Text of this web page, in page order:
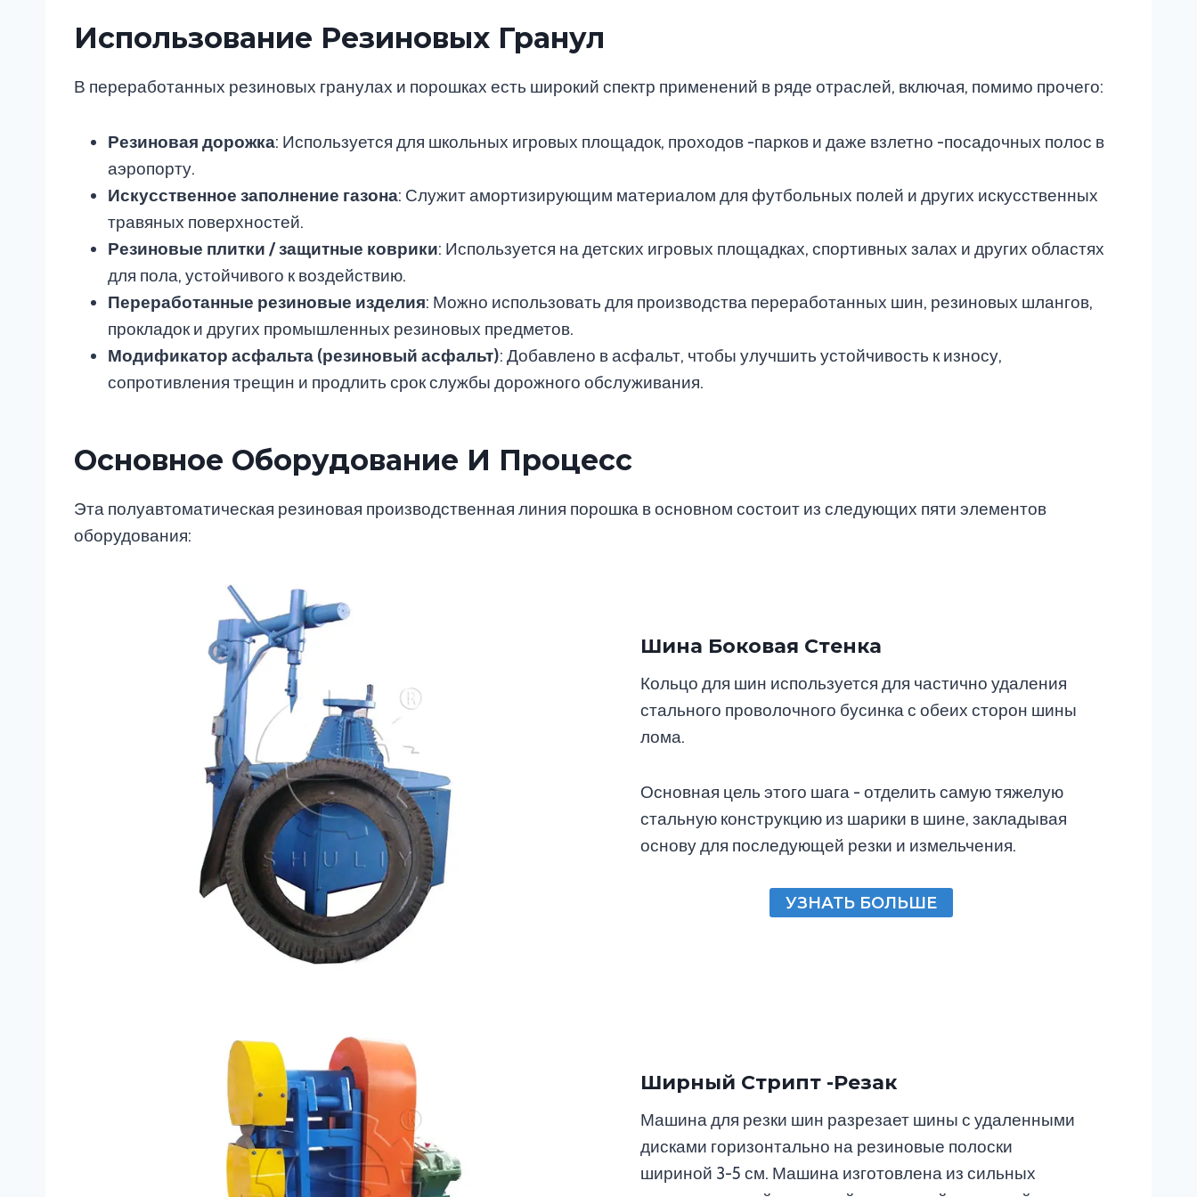
Использование Резиновых Гранул
В переработанных резиновых гранулах и порошках есть широкий спектр применений в ряде отраслей, включая, помимо прочего:
Резиновая дорожка: Используется для школьных игровых площадок, проходов -парков и даже взлетно -посадочных полос в
аэропорту.
Искусственное заполнение газона: Служит амортизирующим материалом для футбольных полей и других искусственных
травяных поверхностей.
Резиновые плитки / защитные коврики: Используется на детских игровых площадках, спортивных залах и других областях
для пола, устойчивого к воздействию.
Переработанные резиновые изделия: Можно использовать для производства переработанных шин, резиновых шлангов,
прокладок и других промышленных резиновых предметов.
Модификатор асфальта (резиновый асфальт): Добавлено в асфальт, чтобы улучшить устойчивость к износу,
сопротивления трещин и продлить срок службы дорожного обслуживания.
Основное Оборудование И Процесс
Эта полуавтоматическая резиновая производственная линия порошка в основном состоит из следующих пяти элементов
оборудования:
Шина Боковая Стенка
Кольцо для шин используется для частично удаления
стального проволочного бусинка с обеих сторон шины
лома.
Основная цель этого шага - отделить самую тяжелую
стальную конструкцию из шарики в шине, закладывая
основу для последующей резки и измельчения.
УЗНАТЬ БОЛЬШЕ
Ширный Стрипт -резак
Машина для резки шин разрезает шины с удаленными
дисками горизонтально на резиновые полоски
шириной 3-5 см. Машина изготовлена ​​из сильных